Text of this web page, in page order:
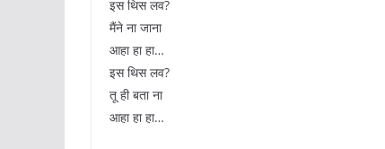
इस थिस लव?
मैंने ना जाना
आहा हा हा…
इस थिस लव?
तू ही बता ना
आहा हा हा…